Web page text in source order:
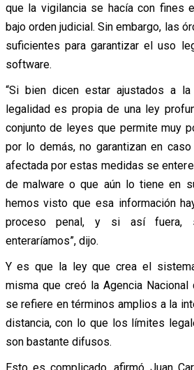
que la vigilancia se hacía con fines
bajo orden judicial. Sin embargo, las
suficientes para garantizar el uso
software.
“Si bien dicen estar ajustados a
legalidad es propia de una ley
conjunto de leyes que permite muy
por lo demás, no garantizan en
afectada por estas medidas se
de malware o que aún lo tiene en
hemos visto que esa información
proceso penal, y si así fuera,
enteraríamos”, dijo.
Y es que la ley que crea el
misma que creó la Agencia
se refiere en términos amplios a la
distancia, con lo que los límites
son bastante difusos.
Esto es complicado, afirmó Juan